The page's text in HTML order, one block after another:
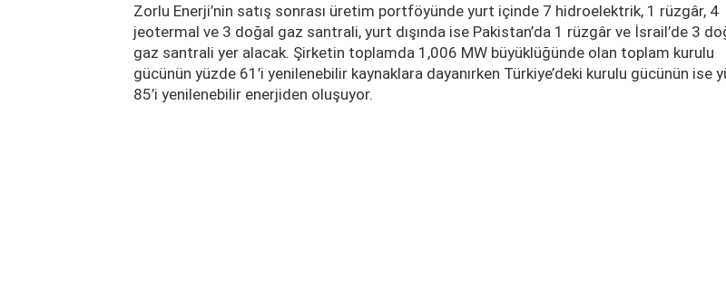
Zorlu Enerji’nin satış sonrası üretim portföyünde yurt içinde 7 hidroelektrik, 1 rüzgâr, 4
jeotermal ve 3 doğal gaz santrali, yurt dışında ise Pakistan’da 1 rüzgâr ve İsrail’de 3
gaz santrali yer alacak. Şirketin toplamda 1,006 MW büyüklüğünde olan toplam kurulu
gücünün yüzde 61’i yenilenebilir kaynaklara dayanırken Türkiye’deki kurulu gücünün ise
85’i yenilenebilir enerjiden oluşuyor.